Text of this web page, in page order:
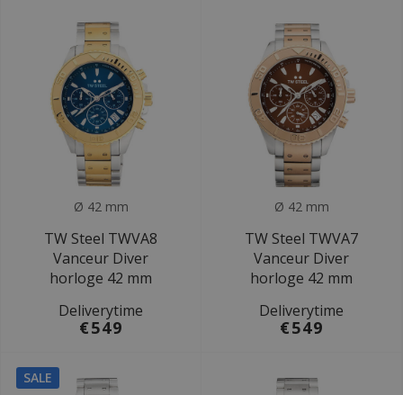
Ø 42 mm
TW Steel TWVA8
Vanceur Diver
horloge 42 mm
Deliverytime
€549
Ø 42 mm
TW Steel TWVA7
Vanceur Diver
horloge 42 mm
Deliverytime
€549
SALE